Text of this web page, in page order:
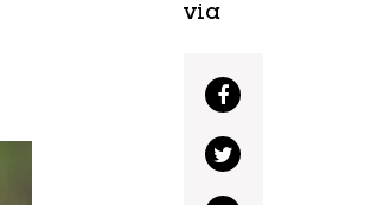
via